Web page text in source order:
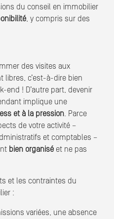
du conseil en immobilier
, y compris sur des
des visites aux
libres, c’est-à-dire bien
end ! D’autre part, devenir
implique une
et à la pression. Parce
de votre activité –
et comptables –
bien organisé et ne pas
et les contraintes du
:
variées, une absence